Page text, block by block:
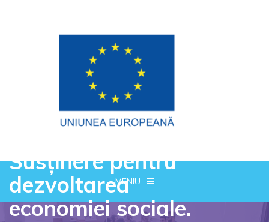
MENIU
Susținere pentru
dezvoltarea
economiei sociale.